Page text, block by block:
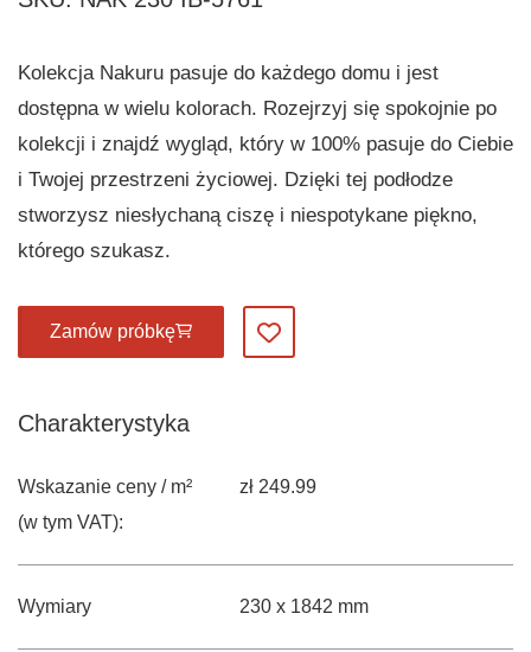
Kolekcja Nakuru pasuje do każdego domu i jest
dostępna w wielu kolorach. Rozejrzyj się spokojnie po
kolekcji i znajdź wygląd, który w 100% pasuje do Ciebie
i Twojej przestrzeni życiowej. Dzięki tej podłodze
stworzysz niesłychaną ciszę i niespotykane piękno,
którego szukasz.
Zamów próbkę Dodaj do ulubionych
Charakterystyka
Wskazanie ceny / m²
(w tym VAT):
zł 249.99
Wymiary 230 x 1842 mm